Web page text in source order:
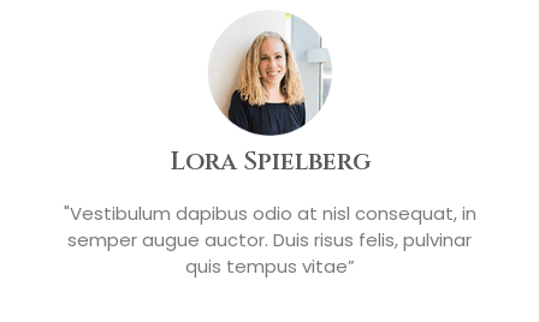
Lora Spielberg
"Vestibulum dapibus odio at nisl consequat, in
semper augue auctor. Duis risus felis, pulvinar
quis tempus vitae”